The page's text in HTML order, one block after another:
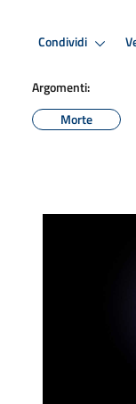
Condividi
Argomenti:
Morte